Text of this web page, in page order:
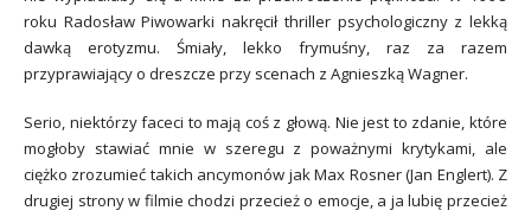
roku Radosław Piwowarki nakręcił thriller psychologiczny z lekką
dawką erotyzmu. Śmiały, lekko frymuśny, raz za razem
przyprawiający o dreszcze przy scenach z Agnieszką Wagner.
Serio, niektórzy faceci to mają coś z głową. Nie jest to zdanie, które
mogłoby stawiać mnie w szeregu z poważnymi krytykami, ale
ciężko zrozumieć takich ancymonów jak Max Rosner (Jan Englert). Z
drugiej strony w filmie chodzi przecież o emocje, a ja lubię przecież